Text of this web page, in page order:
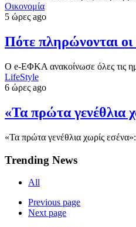
Οικονομία
5 ώρες ago
Πότε πληρώνονται οι
Ο e-ΕΦΚΑ ανακοίνωσε όλες τις
LifeStyle
6 ώρες ago
«Τα πρώτα γενέθλια
«Τα πρώτα γενέθλια χωρίς
Trending News
All
Previous page
Next page